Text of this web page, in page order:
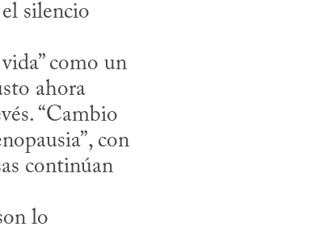
silencio
ahora
“Cambio
con
continúan